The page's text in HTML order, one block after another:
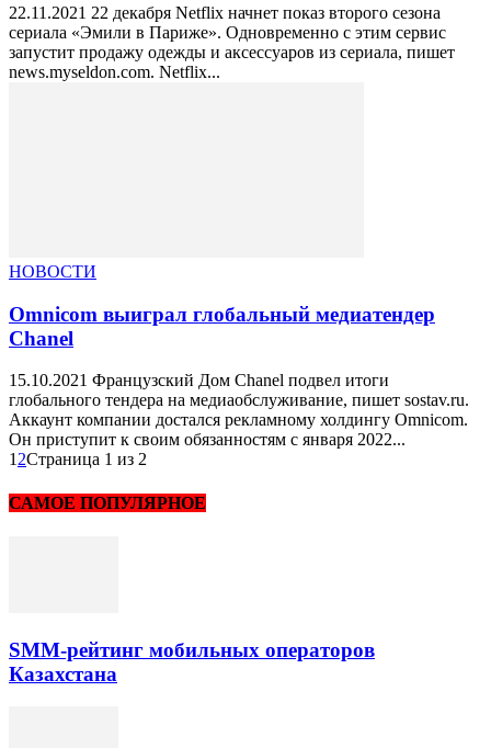
22.11.2021 22 декабря Netflix начнет показ второго сезона
сериала «Эмили в Париже». Одновременно с этим сервис
запустит продажу одежды и аксессуаров из сериала, пишет
news.myseldon.com. Netflix...
НОВОСТИ
Omnicom выиграл глобальный медиатендер
Chanel
15.10.2021 Французский Дом Chanel подвел итоги
глобального тендера на медиаобслуживание, пишет sostav.ru.
Аккаунт компании достался рекламному холдингу Omnicom.
Он приступит к своим обязанностям с января 2022...
1 2Страница 1 из 2
САМОЕ ПОПУЛЯРНОЕ
SMM-рейтинг мобильных операторов
Казахстана